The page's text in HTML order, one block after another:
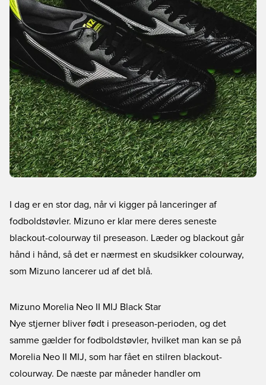
I dag er en stor dag, når vi kigger på lanceringer af
fodboldstøvler. Mizuno er klar mere deres seneste
blackout-colourway til preseason. Læder og blackout går
hånd i hånd, så det er nærmest en skudsikker colourway,
som Mizuno lancerer ud af det blå.
Mizuno Morelia Neo II MIJ Black Star
Nye stjerner bliver født i preseason-perioden, og det
samme gælder for fodboldstøvler, hvilket man kan se på
Morelia Neo II MIJ, som har fået en stilren blackout-
colourway. De næste par måneder handler om